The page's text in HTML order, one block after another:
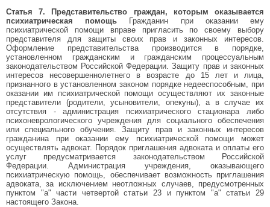
Статья 7. Представительство граждан, которым оказывается
психиатрическая помощь Гражданин при оказании ему
психиатрической помощи вправе пригласить по своему выбору
представителя для защиты своих прав и законных интересов.
Оформление представительства производится в порядке,
установленном гражданским и гражданским процессуальным
законодательством Российской Федерации. Защиту прав и законных
интересов несовершеннолетнего в возрасте до 15 лет и лица,
признанного в установленном законом порядке недееспособным, при
оказании им психиатрической помощи осуществляют их законные
представители (родители, усыновители, опекуны), а в случае их
отсутствия - администрация психиатрического стационара либо
психоневрологического учреждения для социального обеспечения
или специального обучения. Защиту прав и законных интересов
гражданина при оказании ему психиатрической помощи может
осуществлять адвокат. Порядок приглашения адвоката и оплаты его
услуг предусматривается законодательством Российской
Федерации. Администрация учреждения, оказывающего
психиатрическую помощь, обеспечивает возможность приглашения
адвоката, за исключением неотложных случаев, предусмотренных
пунктом "а" части четвертой статьи 23 и пунктом "а" статьи 29
настоящего Закона.